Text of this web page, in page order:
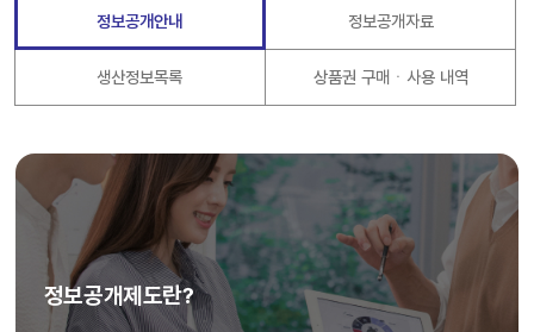
정보공개안내 정보공개자료
생산정보목록 상품권 구매ㆍ사용 내역
정보공개제도란?